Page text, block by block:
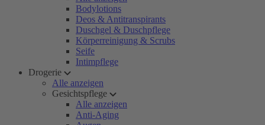
Bodylotions
Deos & Antitranspirants
Duschgel & Duschpflege
Körperreinigung & Scrubs
Seife
Intimpflege
Drogerie
Alle anzeigen
Gesichtspflege
Alle anzeigen
Anti-Aging